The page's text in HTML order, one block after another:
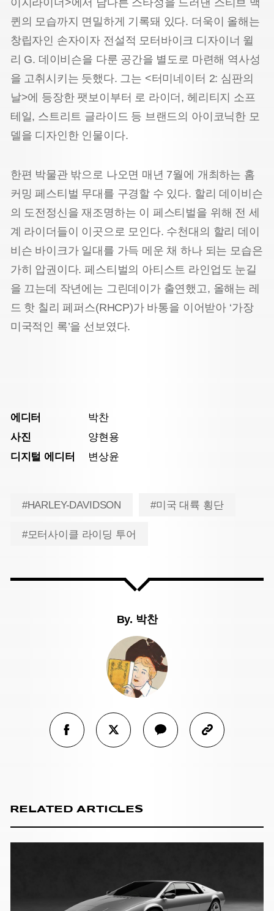
이지라이더>에서 남다른 스타성을 드러낸 스티브 맥
퀸의 모습까지 면밀하게 기록돼 있다. 더욱이 올해는
창립자인 손자이자 전설적 모터바이크 디자이너 윌
리 G. 데이비슨을 다룬 공간을 별도로 마련해 역사성
을 고취시키는 듯했다. 그는 <터미네이터 2: 심판의
날>에 등장한 팻보이부터 로 라이더, 헤리티지 소프
테일, 스트리트 글라이드 등 브랜드의 아이코닉한 모
델을 디자인한 인물이다.
한편 박물관 밖으로 나오면 매년 7월에 개최하는 홈
커밍 페스티벌 무대를 구경할 수 있다. 할리 데이비슨
의 도전정신을 재조명하는 이 페스티벌을 위해 전 세
계 라이더들이 이곳으로 모인다. 수천대의 할리 데이
비슨 바이크가 일대를 가득 메운 채 하나 되는 모습은
가히 압권이다. 페스티벌의 아티스트 라인업도 눈길
을 끄는데 작년에는 그린데이가 출연했고, 올해는 레
드 핫 칠리 페퍼스(RHCP)가 바통을 이어받아 ‘가장
미국적인 록’을 선보였다.
에디터
박찬
사진
양현용
디지털 에디터
변상윤
#HARLEY-DAVIDSON #미국 대륙 횡단
#모터사이클 라이딩 투어
By. 박찬
RELATED ARTICLES